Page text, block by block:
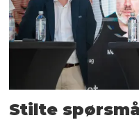
Stilte